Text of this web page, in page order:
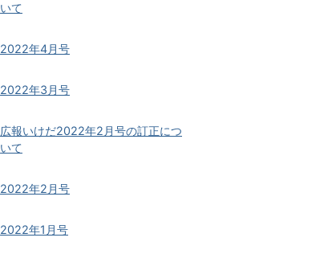
いて
2022年4月号
2022年3月号
広報いけだ2022年2月号の訂正につ
いて
2022年2月号
2022年1月号